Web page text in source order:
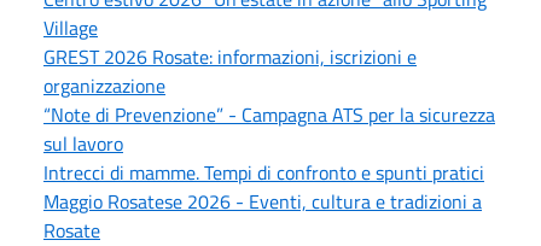
Village
GREST 2026 Rosate: informazioni, iscrizioni e
organizzazione
“Note di Prevenzione” - Campagna ATS per la sicurezza
sul lavoro
Intrecci di mamme. Tempi di confronto e spunti pratici
Maggio Rosatese 2026 - Eventi, cultura e tradizioni a
Rosate